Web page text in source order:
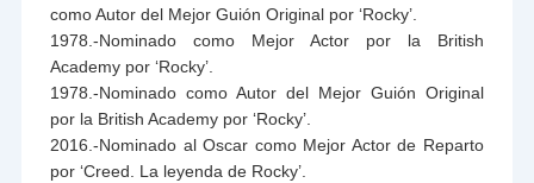
como Autor del Mejor Guión Original por ‘Rocky’.
1978.-Nominado como Mejor Actor por la British
Academy por ‘Rocky’.
1978.-Nominado como Autor del Mejor Guión Original
por la British Academy por ‘Rocky’.
2016.-Nominado al Oscar como Mejor Actor de Reparto
por ‘Creed. La leyenda de Rocky’.